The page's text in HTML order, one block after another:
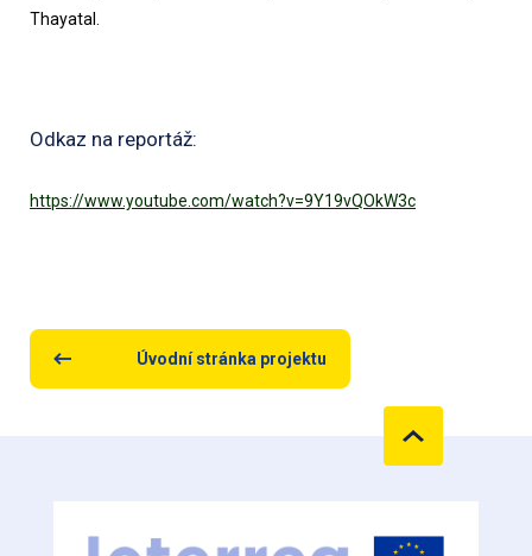
Thayatal.
Odkaz na reportáž:
https://www.youtube.com/watch?v=9Y19vQOkW3c
Úvodní stránka projektu